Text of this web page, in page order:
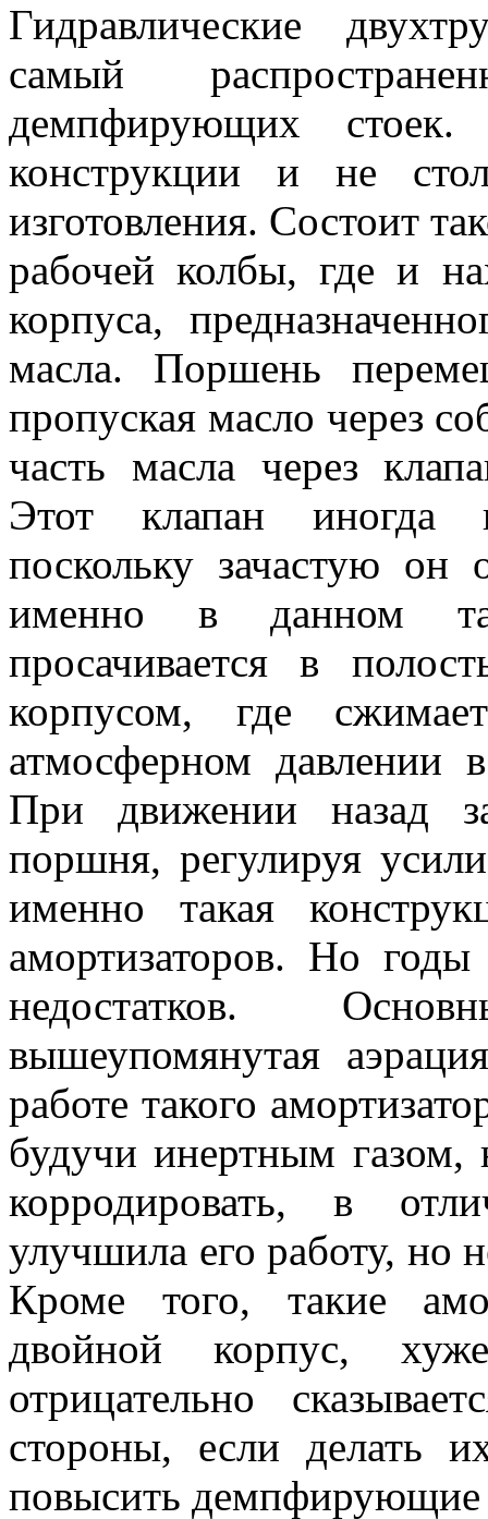
Гидравлические
самый
демпфирующих
конструкции и не
изготовления. Состоит
рабочей колбы, где и
корпуса,
масла. Поршень
пропуская масло через
часть масла через
Этот клапан иногда
поскольку зачастую он
именно в данном
просачивается в
корпусом, где
атмосферном давлении
При движении назад
поршня, регулируя
именно такая
амортизаторов. Но
недостатков.
вышеупомянутая
работе такого
будучи инертным газом,
корродировать, в
улучшила его работу, но
Кроме того, такие
двойной корпус,
отрицательно
стороны, если делать
повысить демпфирующие